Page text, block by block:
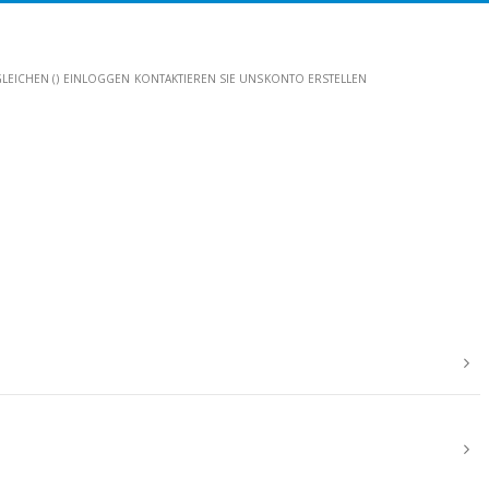
() EINLOGGEN KONTAKTIEREN SIE UNSKONTO ERSTELLEN